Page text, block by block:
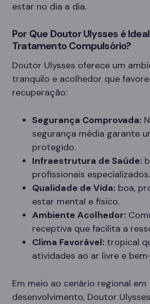
estar no dia a dia.
Por Que Doutor Ulysses é
Tratamento Compulsório?
Doutor Ulysses oferece um
tranquilo e acolhedor que
recuperação:
Segurança Comprovada:
segurança média garante
protegido.
Infraestrutura de Saúde:
profissionais especializados.
Qualidade de Vida: boa,
estar mental e físico.
Ambiente Acolhedor:
receptiva que facilita a
Clima Favorável: tropical
atividades ao ar livre e
Em meio ao cenário regional em
desenvolvimento, Doutor